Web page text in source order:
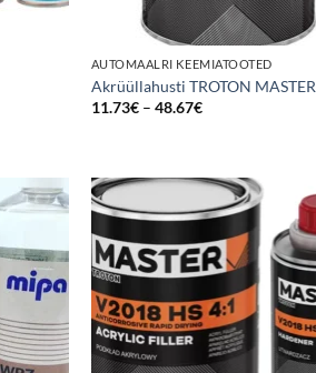
AUTOMAALRI KEEMIATOOTED
Akrüüllahusti TROTON MASTER
11.73€ – 48.67€Price